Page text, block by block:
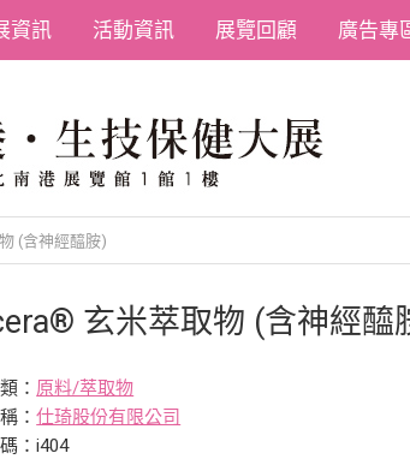
資訊 活動資訊 展覽回顧 廣告專
(含神經醯胺)
玄米萃取物 (含神經醯
： 原料/萃取物
：仕琦股份有限公司
：i404